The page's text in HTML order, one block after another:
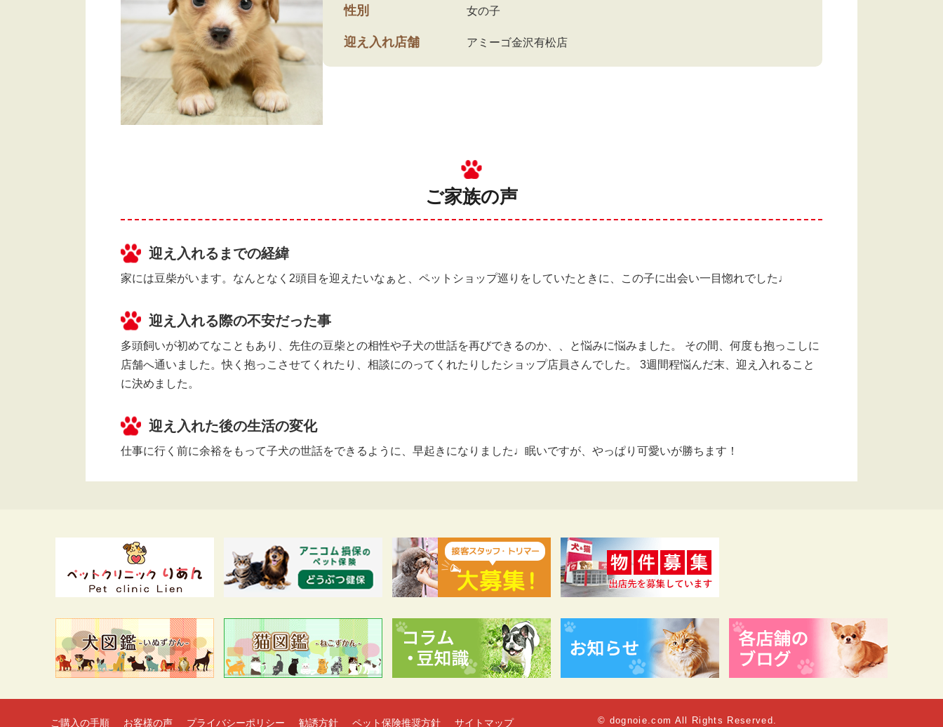
性別 女の子
迎え入れ店舗 アミーゴ金沢有松店
ご家族の声
迎え入れるまでの経緯
家には豆柴がいます。なんとなく2頭目を迎えたいなぁと、ペットショップ巡りをしていたときに、この子に出会い一目惚れでした♩
迎え入れる際の不安だった事
多頭飼いが初めてなこともあり、先住の豆柴との相性や子犬の世話を再びできるのか、、と悩みに悩みました。 その間、何度も抱っこしに
店舗へ通いました。快く抱っこさせてくれたり、相談にのってくれたりしたショップ店員さんでした。 3週間程悩んだ末、迎え入れること
に決めました。
迎え入れた後の生活の変化
仕事に行く前に余裕をもって子犬の世話をできるように、早起きになりました♩眠いですが、やっぱり可愛いが勝ちます！
ご購入の手順 お客様の声 プライバシーポリシー 勧誘方針 ペット保険推奨方針 サイトマップ © dognoie.com All Rights Reserved.